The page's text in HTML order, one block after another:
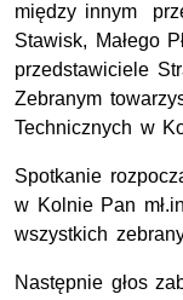
między innym
Stawisk, Małego
przedstawiciele
Zebranym
Technicznych w
Spotkanie
w Kolnie Pan
wszystkich
Następnie głos